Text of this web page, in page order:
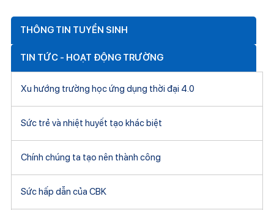
THÔNG TIN TUYỂN SINH
TIN TỨC - HOẠT ĐỘNG TRƯỜNG
Xu hướng trường học ứng dụng thời đại 4.0
Sức trẻ và nhiệt huyết tạo khác biệt
Chính chúng ta tạo nên thành công
Sức hấp dẫn của CBK